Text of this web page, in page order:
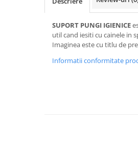
Jucării Câini
Hrană Uscată Pisică
SUPORT PUNGI IGIENICE
util cand iesiti cu cainele in
Imaginea este cu titlu de
Informatii conformitate